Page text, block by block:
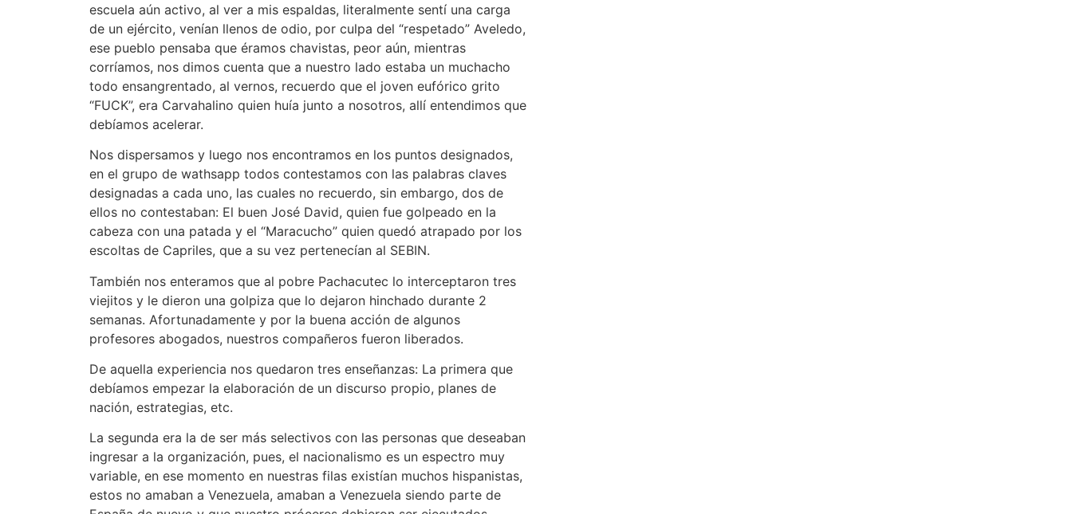
escuela aún activo, al ver a mis espaldas, literalmente sentí una carga
de un ejército, venían llenos de odio, por culpa del “respetado” Aveledo,
ese pueblo pensaba que éramos chavistas, peor aún, mientras
corríamos, nos dimos cuenta que a nuestro lado estaba un muchacho
todo ensangrentado, al vernos, recuerdo que el joven eufórico grito
“FUCK”, era Carvahalino quien huía junto a nosotros, allí entendimos que
debíamos acelerar.
Nos dispersamos y luego nos encontramos en los puntos designados,
en el grupo de wathsapp todos contestamos con las palabras claves
designadas a cada uno, las cuales no recuerdo, sin embargo, dos de
ellos no contestaban: El buen José David, quien fue golpeado en la
cabeza con una patada y el “Maracucho” quien quedó atrapado por los
escoltas de Capriles, que a su vez pertenecían al SEBIN.
También nos enteramos que al pobre Pachacutec lo interceptaron tres
viejitos y le dieron una golpiza que lo dejaron hinchado durante 2
semanas. Afortunadamente y por la buena acción de algunos
profesores abogados, nuestros compañeros fueron liberados.
De aquella experiencia nos quedaron tres enseñanzas: La primera que
debíamos empezar la elaboración de un discurso propio, planes de
nación, estrategias, etc.
La segunda era la de ser más selectivos con las personas que deseaban
ingresar a la organización, pues, el nacionalismo es un espectro muy
variable, en ese momento en nuestras filas existían muchos hispanistas,
estos no amaban a Venezuela, amaban a Venezuela siendo parte de